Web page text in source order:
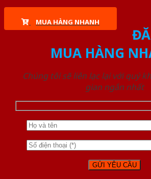
MUA HÀNG NHANH
MUA HÀNG
Chúng tôi sẽ liên lạc lại với quý
gian ngắn nhất